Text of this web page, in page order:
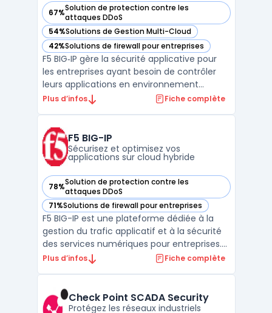
67%Solution de protection contre les
attaques DDoS
— voir F5 BIG‑IP dans cette catégorie
54%Solutions de Gestion Multi-Cloud
— voir F5 BIG‑IP dans cette catégorie
42%Solutions de firewall pour entreprises
— voir F5 BIG‑IP dans cette catégorie
F5 BIG‑IP gère la sécurité applicative pour
les entreprises ayant besoin de contrôler
leurs applications en environnement
hybride ou multicloud. Les équipes IT qui
risques de faille ou d’interruption. F5 BIG‑I ...
Plus d’infos Fiche complète
F5 BIG-IP
Sécurisez et optimisez vos
applications sur cloud hybride
78%Solution de protection contre les
attaques DDoS
— voir F5 BIG-IP dans cette catégorie
71%Solutions de firewall pour entreprises
— voir F5 BIG-IP dans cette catégorie
F5 BIG-IP est une plateforme dédiée à la
gestion du trafic applicatif et à la sécurité
des services numériques pour entreprises.
Le logiciel cible les organisations qui
équipes techniques doivent concilier
performance r ...
Plus d’infos Fiche complète
Check Point SCADA Security
Protégez les réseaux industriels